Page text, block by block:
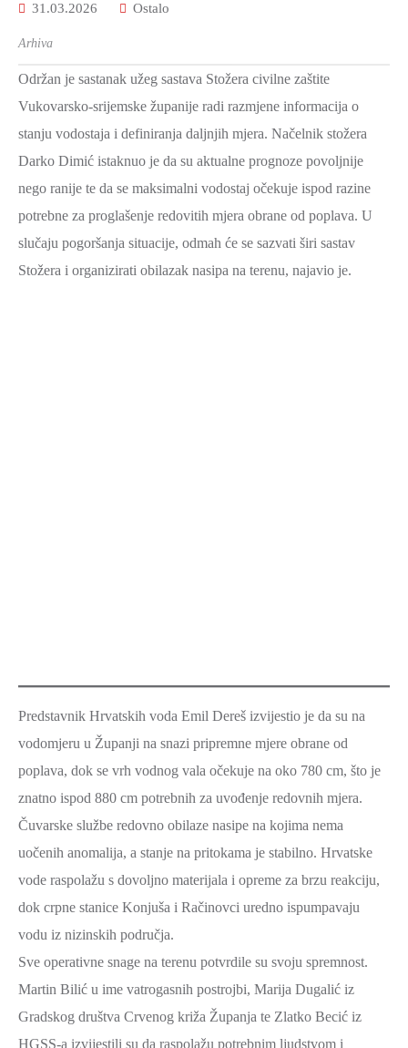
31.03.2026 Ostalo
Arhiva
Održan je sastanak užeg sastava Stožera civilne zaštite
Vukovarsko-srijemske županije radi razmjene informacija o
stanju vodostaja i definiranja daljnjih mjera. Načelnik stožera
Darko Dimić istaknuo je da su aktualne prognoze povoljnije
nego ranije te da se maksimalni vodostaj očekuje ispod razine
potrebne za proglašenje redovitih mjera obrane od poplava. U
slučaju pogoršanja situacije, odmah će se sazvati širi sastav
Stožera i organizirati obilazak nasipa na terenu, najavio je.
Predstavnik Hrvatskih voda Emil Dereš izvijestio je da su na
vodomjeru u Županji na snazi pripremne mjere obrane od
poplava, dok se vrh vodnog vala očekuje na oko 780 cm, što je
znatno ispod 880 cm potrebnih za uvođenje redovnih mjera.
Čuvarske službe redovno obilaze nasipe na kojima nema
uočenih anomalija, a stanje na pritokama je stabilno. Hrvatske
vode raspolažu s dovoljno materijala i opreme za brzu reakciju,
dok crpne stanice Konjuša i Račinovci uredno ispumpavaju
vodu iz nizinskih područja.
Sve operativne snage na terenu potvrdile su svoju spremnost.
Martin Bilić u ime vatrogasnih postrojbi, Marija Dugalić iz
Gradskog društva Crvenog križa Županja te Zlatko Becić iz
HGSS-a izvijestili su da raspolažu potrebnim ljudstvom i